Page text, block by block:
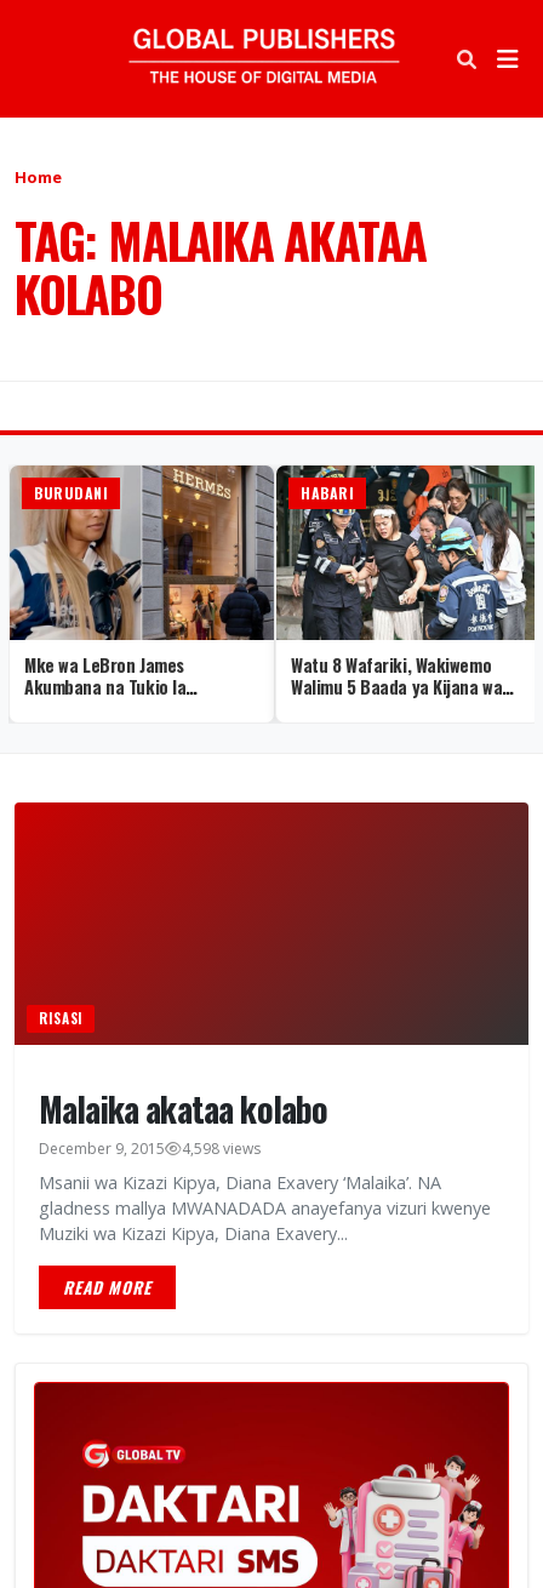
Home
TAG: MALAIKA AKATAA
KOLABO
BURUDANI
Mke wa LeBron James
Akumbana na Tukio la
HABARI
Watu 8 Wafariki, Wakiwemo
Walimu 5 Baada ya Kijana wa
RISASI
Malaika akataa kolabo
December 9, 2015 4,598 views
Msanii wa Kizazi Kipya, Diana Exavery ‘Malaika’. NA
gladness mallya MWANADADA anayefanya vizuri kwenye
Muziki wa Kizazi Kipya, Diana Exavery...
READ MORE